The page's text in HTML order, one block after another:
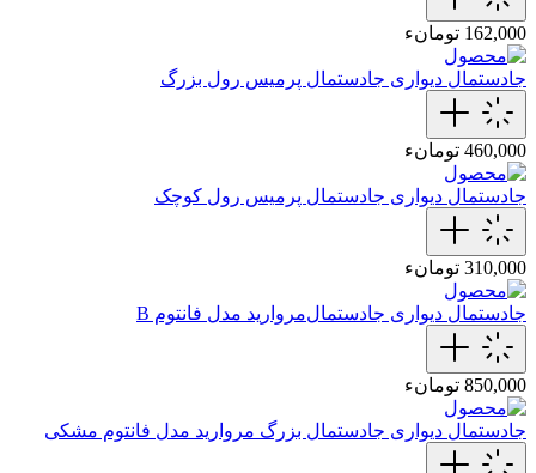
162,000 تومانء
جادستمال دیواری جادستمال پرمیس رول بزرگ
460,000 تومانء
جادستمال دیواری جادستمال پرمیس رول کوچک
310,000 تومانء
جادستمال دیواری جادستمال‌مروارید مدل فانتوم B
850,000 تومانء
جادستمال دیواری جادستمال‌ بزرگ مروارید مدل فانتوم مشکی